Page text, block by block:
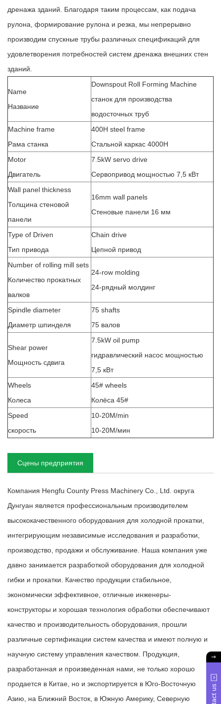
дренажа зданий. Благодаря таким процессам, как подача
рулона, формирование рулона и резка, мы непрерывно
производим спускные трубы различных спецификаций для
удовлетворения потребностей систем дренажа внешних стен
зданий.
Name
Название
Downspout Roll Forming Machine
станок для производства
водосточных труб
Machine frame
Рама станка
400H steel frame
Стальной каркас 4000H
Motor
Двигатель
7.5kW servo drive
Сервопривод мощностью 7,5 кВт
Wall panel thickness
Толщина стеновой
панели
16mm wall panels
Стеновые панели 16 мм
Type of Driven
Тип привода
Chain drive
Цепной привод
Number of rolling mill sets
Количество прокатных
валков
24-row molding
24-рядный молдинг
Spindle diameter
Диаметр шпинделя
75 shafts
75 валов
Shear power
Мощность сдвига
7.5kW oil pump
гидравлический насос мощностью
7,5 кВт
Wheels
Колеса
45# wheels
Колёса 45#
Speed
скорость
10-20M/min
10-20М/мин
Сцены предприятия
Компания Hengfu County Press Machinery Co., Ltd. округа
Дунгуан является профессиональным производителем
высококачественного оборудования для холодной прокатки,
интегрирующим независимые исследования и разработки,
производство, продажи и обслуживание. Наша компания уже
давно занимается разработкой оборудования для холодной
гибки и прокатки. Качество продукции стабильное,
экономически эффективное, отличные инженеры-
конструкторы и хорошая технология обработки обеспечивают
качество и производительность оборудования, прошли
различные сертификации систем качества и имеют полную и
научную систему управления качеством. Продукция,
разработанная и произведенная нами, не только хорошо
продается в Китае, но и экспортируется в Юго-Восточную
Азию, на Ближний Восток, в Южную Америку, Северную